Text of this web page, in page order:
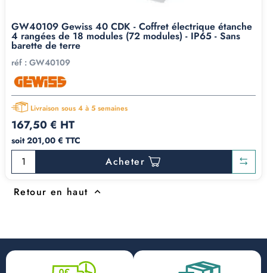
GW40109 Gewiss 40 CDK - Coffret électrique étanche
4 rangées de 18 modules (72 modules) - IP65 - Sans
barette de terre
réf : GW40109
Livraison sous 4 à 5 semaines
167,50 € HT
soit 201,00 € TTC
Acheter
Retour en haut 